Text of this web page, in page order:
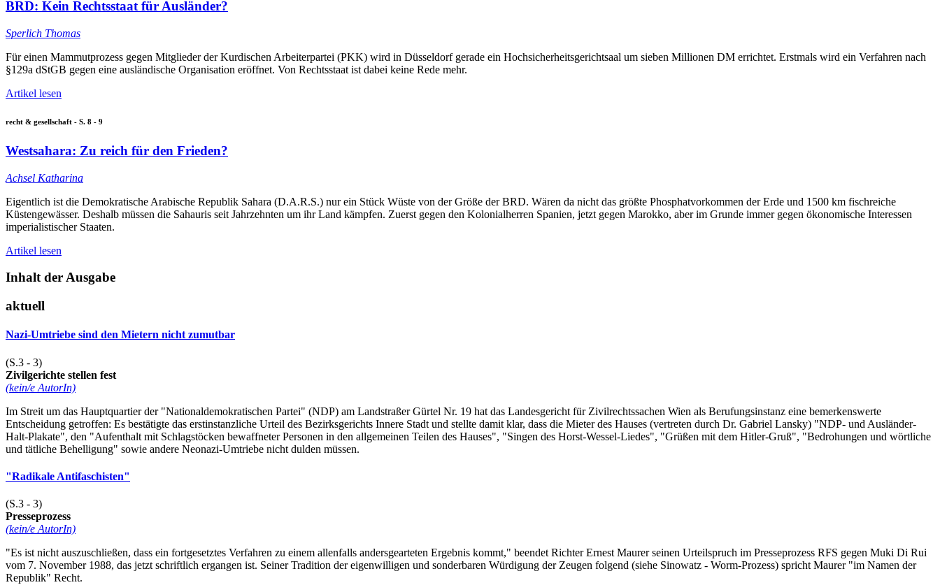
BRD: Kein Rechtsstaat für Ausländer?
Sperlich Thomas
Für einen Mammutprozess gegen Mitglieder der Kurdischen Arbeiterpartei (PKK) wird in Düsseldorf gerade ein Hochsicherheitsgerichtsaal um sieben Millionen DM errichtet. Erstmals wird ein Verfahren nach
§129a dStGB gegen eine ausländische Organisation eröffnet. Von Rechtsstaat ist dabei keine Rede mehr.
Artikel lesen
recht & gesellschaft - S. 8 - 9
Westsahara: Zu reich für den Frieden?
Achsel Katharina
Eigentlich ist die Demokratische Arabische Republik Sahara (D.A.R.S.) nur ein Stück Wüste von der Größe der BRD. Wären da nicht das größte Phosphatvorkommen der Erde und 1500 km fischreiche
Küstengewässer. Deshalb müssen die Sahauris seit Jahrzehnten um ihr Land kämpfen. Zuerst gegen den Kolonialherren Spanien, jetzt gegen Marokko, aber im Grunde immer gegen ökonomische Interessen
imperialistischer Staaten.
Artikel lesen
Inhalt der Ausgabe
aktuell
Nazi-Umtriebe sind den Mietern nicht zumutbar
(S.3 - 3)
Zivilgerichte stellen fest
(kein/e AutorIn)
Im Streit um das Hauptquartier der "Nationaldemokratischen Partei" (NDP) am Landstraßer Gürtel Nr. 19 hat das Landesgericht für Zivilrechtssachen Wien als Berufungsinstanz eine bemerkenswerte
Entscheidung getroffen: Es bestätigte das erstinstanzliche Urteil des Bezirksgerichts Innere Stadt und stellte damit klar, dass die Mieter des Hauses (vertreten durch Dr. Gabriel Lansky) "NDP- und Ausländer-
Halt-Plakate", den "Aufenthalt mit Schlagstöcken bewaffneter Personen in den allgemeinen Teilen des Hauses", "Singen des Horst-Wessel-Liedes", "Grüßen mit dem Hitler-Gruß", "Bedrohungen und wörtliche
und tätliche Behelligung" sowie andere Neonazi-Umtriebe nicht dulden müssen.
"Radikale Antifaschisten"
(S.3 - 3)
Presseprozess
(kein/e AutorIn)
"Es ist nicht auszuschließen, dass ein fortgesetztes Verfahren zu einem allenfalls andersgearteten Ergebnis kommt," beendet Richter Ernest Maurer seinen Urteilspruch im Presseprozess RFS gegen Muki Di Rui
vom 7. November 1988, das jetzt schriftlich ergangen ist. Seiner Tradition der eigenwilligen und sonderbaren Würdigung der Zeugen folgend (siehe Sinowatz - Worm-Prozess) spricht Maurer "im Namen der
Republik" Recht.